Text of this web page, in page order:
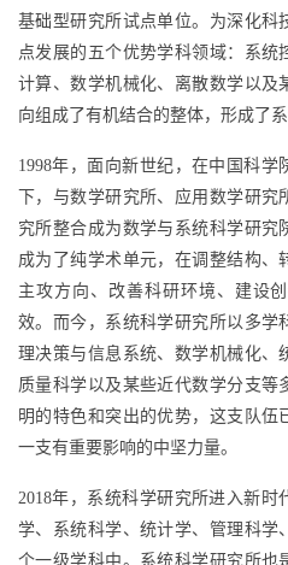
基础型研究所试点单位。为深化科
点发展的五个优势学科领域：系统
计算、数学机械化、离散数学以及
向组成了有机结合的整体，形成了
1998年，面向新世纪，在中国科
下，与数学研究所、应用数学研
究所整合成为数学与系统科学研究
成为了纯学术单元，在调整结构、
主攻方向、改善科研环境、建设
效。而今，系统科学研究所以多学
理决策与信息系统、数学机械化、
质量科学以及某些近代数学分支等
明的特色和突出的优势，这支队伍
一支有重要影响的中坚力量。
2018年，系统科学研究所进入新
学、系统科学、统计学、管理科学
个一级学科中。系统科学研究所也